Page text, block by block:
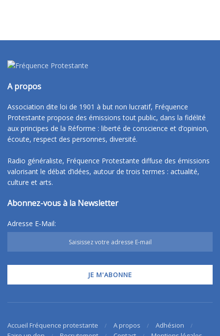
A propos
Association dite loi de 1901 à but non lucratif, Fréquence
Protestante propose des émissions tout public, dans la fidélité
aux principes de la Réforme : liberté de conscience et d’opinion,
écoute, respect des personnes, diversité.
Radio généraliste, Fréquence Protestante diffuse des émissions
valorisant le débat d’idées, autour de trois termes : actualité,
culture et arts.
Abonnez-vous à la Newsletter
Adresse E-Mail:
Accueil Fréquence protestante A propos
Adhésion